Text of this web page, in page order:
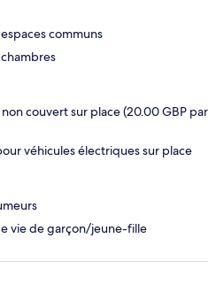
communs
couvert sur place (20.00 GBP par
véhicules électriques sur place
vie de garçon/jeune-fille